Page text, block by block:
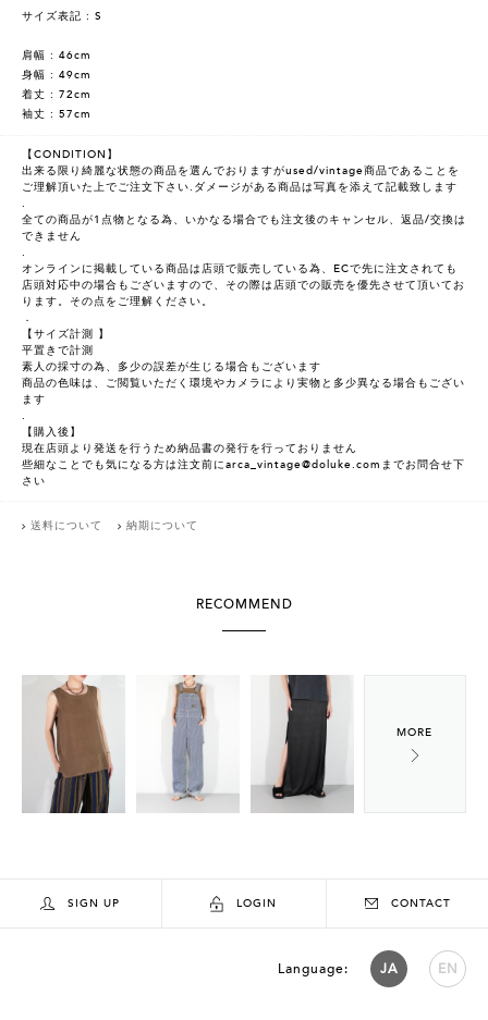
サイズ表記 : S
肩幅 : 46cm
身幅 : 49cm
着丈 : 72cm
袖丈 : 57cm
【CONDITION】
出来る限り綺麗な状態の商品を選んでおりますがused/vintage商品であることを
ご理解頂いた上でご注文下さい.ダメージがある商品は写真を添えて記載致します
.
全ての商品が1点物となる為、いかなる場合でも注文後のキャンセル、返品/交換は
できません
.
オンラインに掲載している商品は店頭で販売している為、ECで先に注文されても
店頭対応中の場合もございますので、その際は店頭での販売を優先させて頂いてお
ります。その点をご理解ください。
．
【サイズ計測 】
平置きで計測
素人の採寸の為、多少の誤差が生じる場合もございます
商品の色味は、ご閲覧いただく環境やカメラにより実物と多少異なる場合もござい
ます
.
【購入後】
現在店頭より発送を行うため納品書の発行を行っておりません
些細なことでも気になる方は注文前にarca_vintage@doluke.comまでお問合せ下
さい
送料について 納期について
RECOMMEND
SIGN UP LOGIN CONTACT
Language: JA EN